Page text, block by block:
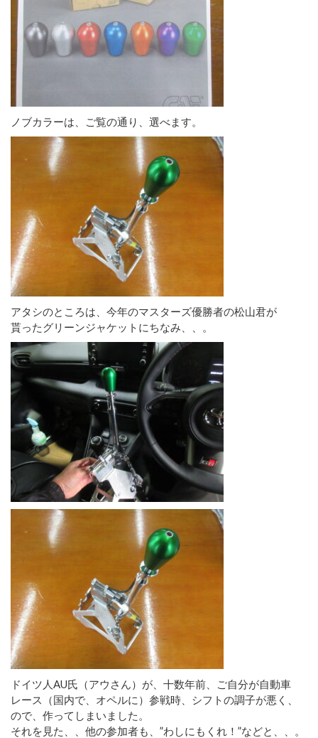
ノブカラーは、ご覧の通り、選べます。
アタシのところは、今年のマスターズ優勝者の松山君が
貰ったグリーンジャケットにちなみ、、。
ドイツ人AU氏（アウさん）が、十数年前、ご自分が自動車
レース（国内で、オペルに）参戦時、シフトの調子が悪く、
ので、作ってしまいました。
それを見た、、他の参加者も、”わしにもくれ！”などと、、。